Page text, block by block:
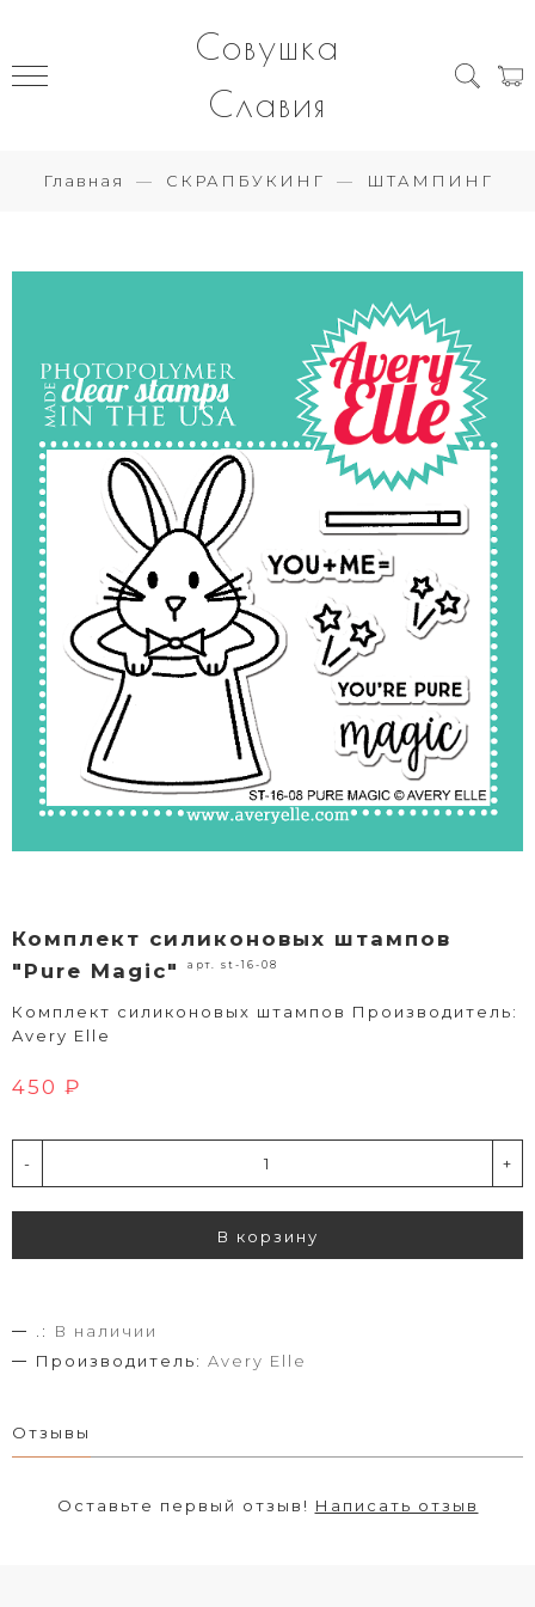
Совушка
Славия
Главная СКРАПБУКИНГ ШТАМПИНГ
Комплект силиконовых штампов
"Pure Magic"
арт. st-16-08
Комплект силиконовых штампов Производитель:
Avery Elle
450 ₽
- +
В корзину
.:
В наличии
Производитель: Avery Elle
Отзывы
Оставьте первый отзыв! Написать отзыв